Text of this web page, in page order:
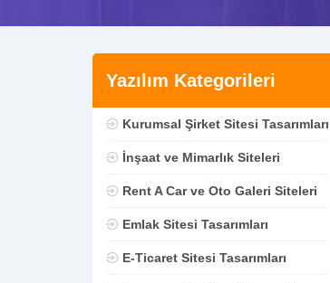
Yazılım Kategorileri
Kurumsal Şirket Sitesi Tasarımları
İnşaat ve Mimarlık Siteleri
Rent A Car ve Oto Galeri Siteleri
Emlak Sitesi Tasarımları
E-Ticaret Sitesi Tasarımları